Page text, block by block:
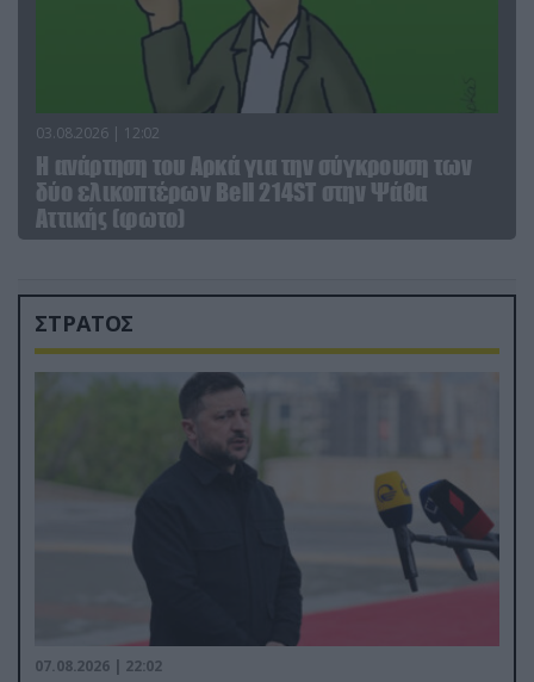
03.08.2026 | 12:02
Η ανάρτηση του Αρκά για την σύγκρουση των
δύο ελικοπτέρων Bell 214ST στην Ψάθα
Αττικής (φωτο)
ΣΤΡΑΤΟΣ
07.08.2026 | 22:02